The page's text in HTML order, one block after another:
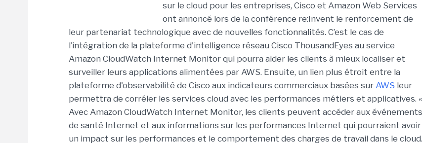
sur le cloud pour les entreprises, Cisco et Amazon Web Services
ont annoncé lors de la conférence re:Invent le renforcement de
leur partenariat technologique avec de nouvelles fonctionnalités. C’est le cas de
l’intégration de la plateforme d'intelligence réseau Cisco ThousandEyes au service
Amazon CloudWatch Internet Monitor qui pourra aider les clients à mieux localiser et
surveiller leurs applications alimentées par AWS. Ensuite, un lien plus étroit entre la
plateforme d'observabilité de Cisco aux indicateurs commerciaux basées sur AWS leur
permettra de corréler les services cloud avec les performances métiers et applicatives. «
Avec Amazon CloudWatch Internet Monitor, les clients peuvent accéder aux événements
de santé Internet et aux informations sur les performances Internet qui pourraient avoir
un impact sur les performances et le comportement des charges de travail dans le cloud.